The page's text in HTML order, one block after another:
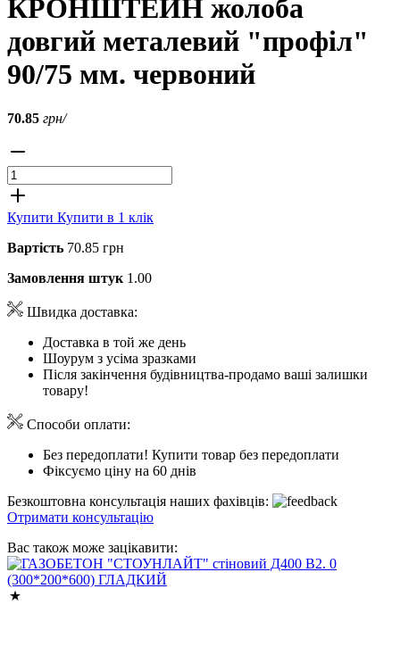
КРОНШТЕЙН жолоба
довгий металевий "профіл"
90/75 мм. червоний
70.85 грн/
Купити Купити в 1 клік
Вартість 70.85 грн
Замовлення штук 1.00
Швидка доставка:
Доставка в той же день
Шоурум з усіма зразками
Після закінчення будівництва-продамо ваші залишки
товару!
Способи оплати:
Без передоплати! Купити товар без передоплати
Фіксуємо ціну на 60 днів
Безкоштовна консультація наших фахівців:
Отримати консультацію
Вас також може зацікавити: